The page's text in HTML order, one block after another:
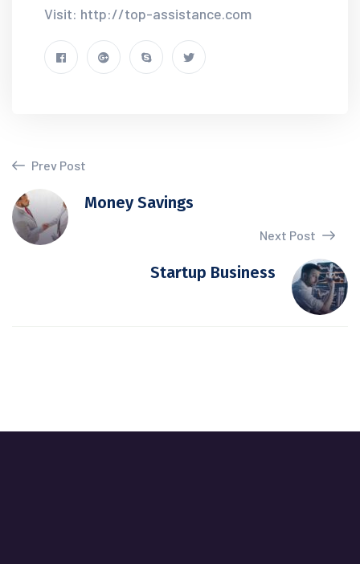
Visit: http://top-assistance.com
Prev Post
Money Savings
Next Post
Startup Business